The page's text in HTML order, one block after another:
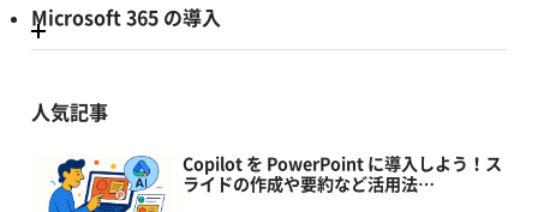
Microsoft 365 の導入
人気記事
Copilot を PowerPoint に導入しよう！ス
ライドの作成や要約など活用法…